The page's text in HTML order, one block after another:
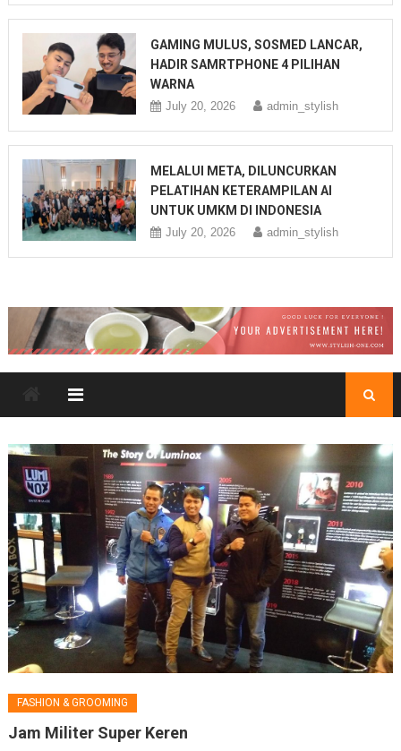
GAMING MULUS, SOSMED LANCAR,
HADIR SAMRTPHONE 4 PILIHAN
WARNA
July 20, 2026 admin_stylish
MELALUI META, DILUNCURKAN
PELATIHAN KETERAMPILAN AI
UNTUK UMKM DI INDONESIA
July 20, 2026 admin_stylish
FASHION & GROOMING
Jam Militer Super Keren